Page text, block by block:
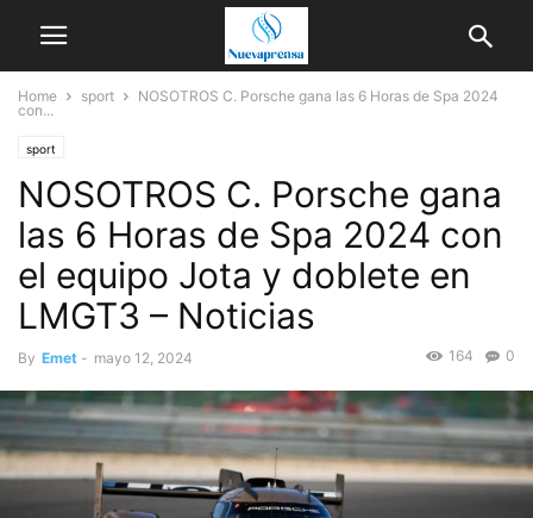
Home sport
NOSOTROS C. Porsche gana las 6 Horas de Spa 2024
con...
sport
NOSOTROS C. Porsche gana
las 6 Horas de Spa 2024 con
el equipo Jota y doblete en
LMGT3 – Noticias
By Emet - mayo 12, 2024 0
164